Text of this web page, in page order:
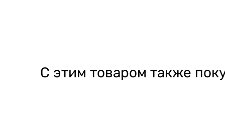
С этим товаром также